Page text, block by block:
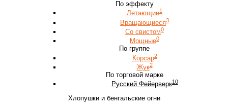
По эффекту
Летающие1
Вращающиеся3
Со свистом0
Мощные0
По группе
Корсар2
Жук2
По торговой марке
Русский Фейерверк10
Хлопушки и бенгальские огни